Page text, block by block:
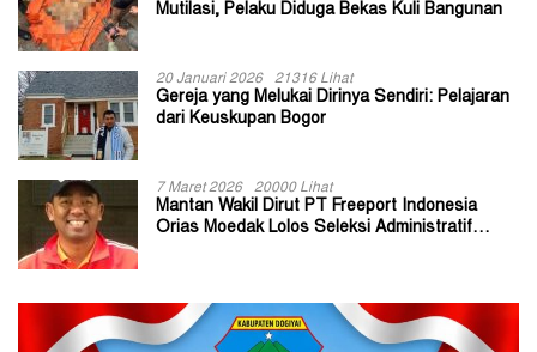
Mutilasi, Pelaku Diduga Bekas Kuli Bangunan
20 Januari 2026 21316 Lihat
Gereja yang Melukai Dirinya Sendiri: Pelajaran
dari Keuskupan Bogor
7 Maret 2026 20000 Lihat
Mantan Wakil Dirut PT Freeport Indonesia
Orias Moedak Lolos Seleksi Administratif